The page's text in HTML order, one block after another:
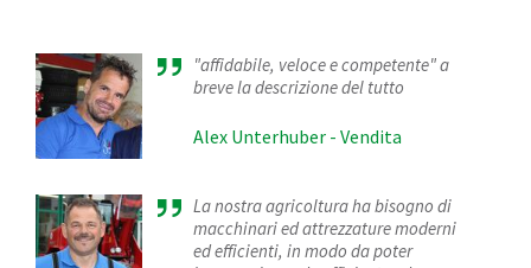
"affidabile, veloce e competente" a
breve la descrizione del tutto
Alex Unterhuber - Vendita
La nostra agricoltura ha bisogno di
macchinari ed attrezzature moderni
ed efficienti, in modo da poter